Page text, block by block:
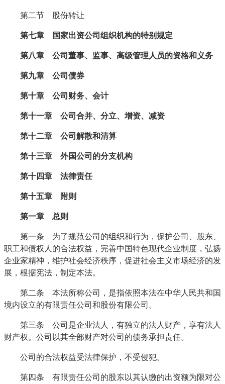
第二节 股份转让
第七章 国家出资公司组织机构的特别规定
第八章 公司董事、监事、高级管理人员的资格和义务
第九章 公司债券
第十章 公司财务、会计
第十一章 公司合并、分立、增资、减资
第十二章 公司解散和清算
第十三章 外国公司的分支机构
第十四章 法律责任
第十五章 附则
第一章 总则
第一条 为了规范公司的组织和行为，保护公司、股东、
职工和债权人的合法权益，完善中国特色现代企业制度，弘扬
企业家精神，维护社会经济秩序，促进社会主义市场经济的发
展，根据宪法，制定本法。
第二条 本法所称公司，是指依照本法在中华人民共和国
境内设立的有限责任公司和股份有限公司。
第三条 公司是企业法人，有独立的法人财产，享有法人
财产权。公司以其全部财产对公司的债务承担责任。
公司的合法权益受法律保护，不受侵犯。
第四条 有限责任公司的股东以其认缴的出资额为限对公